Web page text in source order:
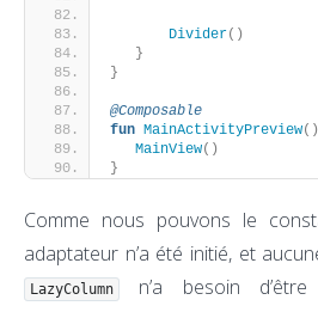
Divider()
}
}
@Composable
fun MainActivityPreview()
MainView()
}
Comme nous pouvons le
adaptateur n’a été initié, et
LazyColumn
n’a besoin